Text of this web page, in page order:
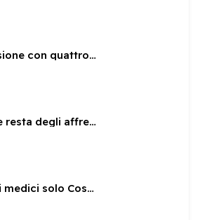
Crocifissione con quattro angeli attribuita allo Spagna
Quel che resta degli affreschi sull'abside di San Gregorio
Dei santi medici solo Cosma